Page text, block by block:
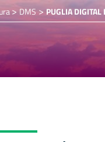
>DMS > PUGLIA